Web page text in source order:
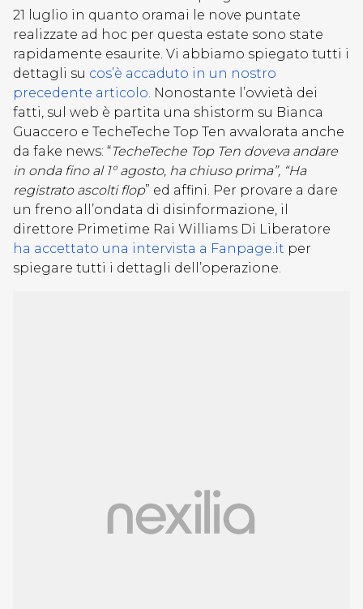
21 luglio in quanto oramai le nove puntate
realizzate ad hoc per questa estate sono state
rapidamente esaurite. Vi abbiamo spiegato tutti i
dettagli su cos’è accaduto in un nostro
precedente articolo. Nonostante l’ovvietà dei
fatti, sul web è partita una shistorm su Bianca
Guaccero e TecheTeche Top Ten avvalorata anche
da fake news: “TecheTeche Top Ten doveva andare
in onda fino al 1° agosto, ha chiuso prima”, “Ha
registrato ascolti flop” ed affini. Per provare a dare
un freno all’ondata di disinformazione, il
direttore Primetime Rai Williams Di Liberatore
ha accettato una intervista a Fanpage.it per
spiegare tutti i dettagli dell’operazione.